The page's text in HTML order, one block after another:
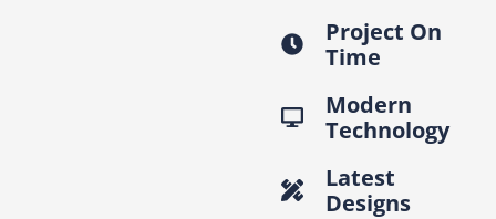
Project On
Time
Modern
Technology
Latest
Designs